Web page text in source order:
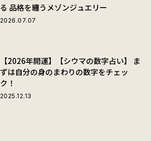
る 品格を纏うメゾンジュエリー
2026.07.07
【2026年開運】【シウマの数字占い】 ま
ずは自分の身のまわりの数字をチェッ
ク！
2025.12.13